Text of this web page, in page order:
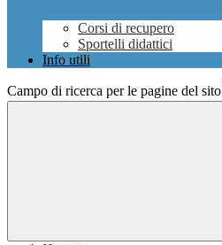
Corsi di recupero
Sportelli didattici
Info utili
Campo di ricerca per le pagine del sito